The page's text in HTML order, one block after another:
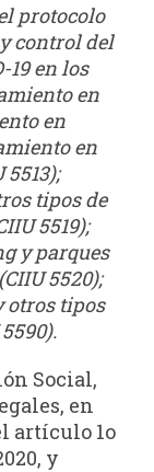
protocolo
control del
19 en los
en
en
en
tipos de
5519);
y parques
5520);
otros tipos
Social,
en
artículo 1o
y